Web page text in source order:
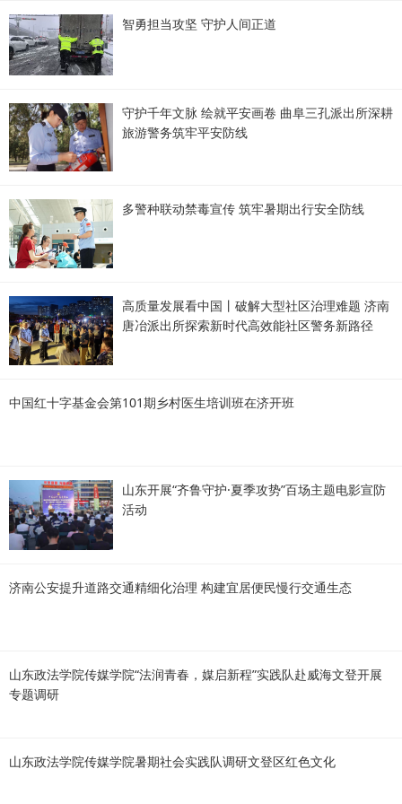
智勇担当攻坚 守护人间正道
守护千年文脉 绘就平安画卷 曲阜三孔派出所深耕
旅游警务筑牢平安防线
多警种联动禁毒宣传 筑牢暑期出行安全防线
高质量发展看中国丨破解大型社区治理难题 济南
唐冶派出所探索新时代高效能社区警务新路径
中国红十字基金会第101期乡村医生培训班在济开班
山东开展“齐鲁守护·夏季攻势”百场主题电影宣防
活动
济南公安提升道路交通精细化治理 构建宜居便民慢行交通生态
山东政法学院传媒学院“法润青春，媒启新程”实践队赴威海文登开展
专题调研
山东政法学院传媒学院暑期社会实践队调研文登区红色文化